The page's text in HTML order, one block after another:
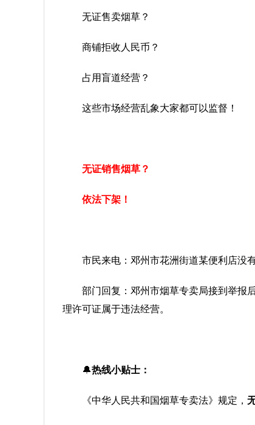
无证售卖烟草？
商铺拒收人民币？
占用盲道经营？
这些市场经营乱象大家都可以监督！
无证销售烟草？
依法下架！
市民来电：邓州市花洲街道某便利店没
部门回复：邓州市烟草专卖局接到举报
理许可证属于违法经营。
🔔热线小贴士：
《中华人民共和国烟草专卖法》规定，